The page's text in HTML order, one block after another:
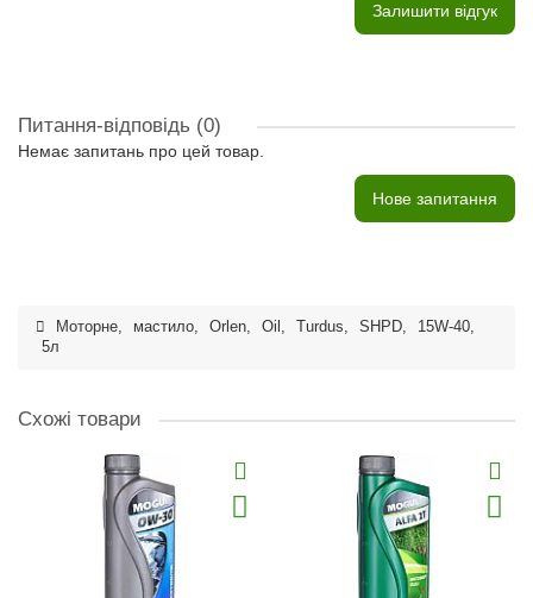
Залишити відгук
Питання-відповідь (0)
Немає запитань про цей товар.
Нове запитання
Моторне, мастило, Orlen, Oil , Turdus, SHPD, 15W-40,
5л
Схожі товари